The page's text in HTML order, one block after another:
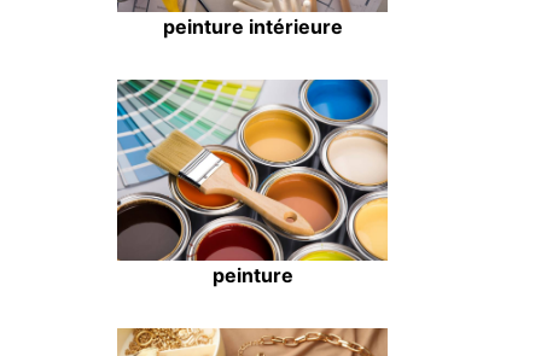
peinture intérieure
peinture